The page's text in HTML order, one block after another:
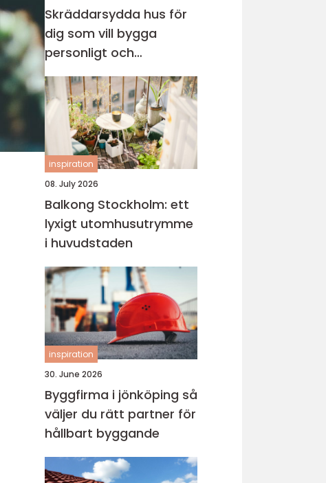
Skräddarsydda hus för
dig som vill bygga
personligt och
genomtänkt
inspiration
08. July 2026
Balkong Stockholm: ett
lyxigt utomhusutrymme
i huvudstaden
inspiration
30. June 2026
Byggfirma i jönköping så
väljer du rätt partner för
hållbart byggande